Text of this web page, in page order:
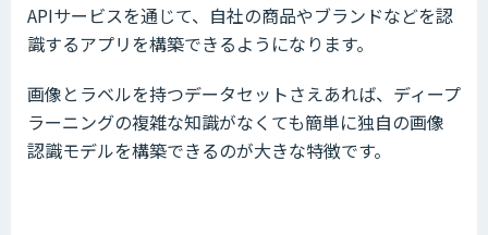
APIサービスを通じて、自社の商品やブランドなどを認
識するアプリを構築できるようになります。
画像とラベルを持つデータセットさえあれば、ディープ
ラーニングの複雑な知識がなくても簡単に独自の画像
認識モデルを構築できるのが大きな特徴です。